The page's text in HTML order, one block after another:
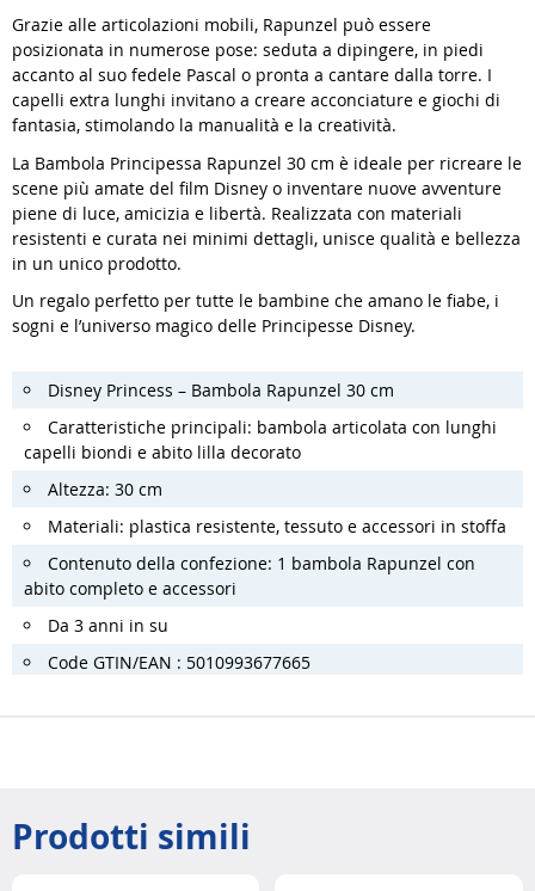
Grazie alle articolazioni mobili, Rapunzel può essere
posizionata in numerose pose: seduta a dipingere, in piedi
accanto al suo fedele Pascal o pronta a cantare dalla torre. I
capelli extra lunghi invitano a creare acconciature e giochi di
fantasia, stimolando la manualità e la creatività.
La Bambola Principessa Rapunzel 30 cm è ideale per ricreare le
scene più amate del film Disney o inventare nuove avventure
piene di luce, amicizia e libertà. Realizzata con materiali
resistenti e curata nei minimi dettagli, unisce qualità e bellezza
in un unico prodotto.
Un regalo perfetto per tutte le bambine che amano le fiabe, i
sogni e l’universo magico delle Principesse Disney.
Disney Princess – Bambola Rapunzel 30 cm
Caratteristiche principali: bambola articolata con lunghi
capelli biondi e abito lilla decorato
Altezza: 30 cm
Materiali: plastica resistente, tessuto e accessori in stoffa
Contenuto della confezione: 1 bambola Rapunzel con
abito completo e accessori
Da 3 anni in su
Code GTIN/EAN : 5010993677665
Prodotti simili